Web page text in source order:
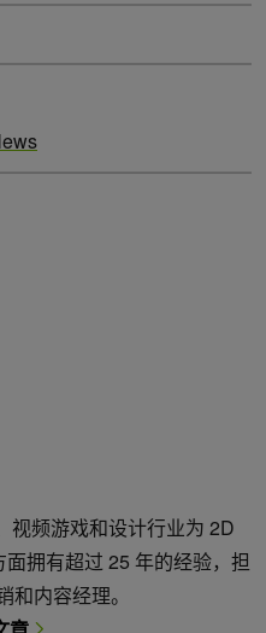
视频游戏和设计行业为 2D
拥有超过 25 年的经验，担
内容经理。